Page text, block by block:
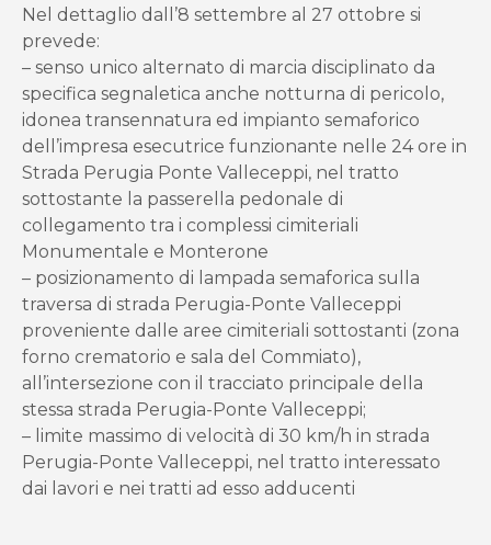
Nel dettaglio dall’8 settembre al 27 ottobre si
prevede:
– senso unico alternato di marcia disciplinato da
specifica segnaletica anche notturna di pericolo,
idonea transennatura ed impianto semaforico
dell’impresa esecutrice funzionante nelle 24 ore in
Strada Perugia Ponte Valleceppi, nel tratto
sottostante la passerella pedonale di
collegamento tra i complessi cimiteriali
Monumentale e Monterone
– posizionamento di lampada semaforica sulla
traversa di strada Perugia-Ponte Valleceppi
proveniente dalle aree cimiteriali sottostanti (zona
forno crematorio e sala del Commiato),
all’intersezione con il tracciato principale della
stessa strada Perugia-Ponte Valleceppi;
– limite massimo di velocità di 30 km/h in strada
Perugia-Ponte Valleceppi, nel tratto interessato
dai lavori e nei tratti ad esso adducenti